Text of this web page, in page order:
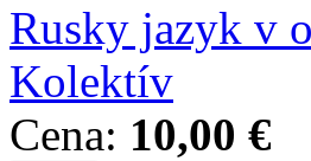
Rusky jazyk v
Kolektív
Cena: 10,00 €